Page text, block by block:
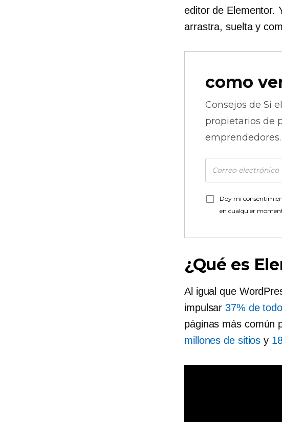
editor de Elementor.
arrastra, suelta y
como
Consejos de Si
propietarios de
emprendedores.
Doy mi
en cualquier
¿Qué es
Al igual que
impulsar37% de
páginas más común
millones de sitios y